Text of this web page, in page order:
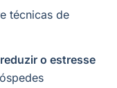
técnicas de
reduzir o estresse